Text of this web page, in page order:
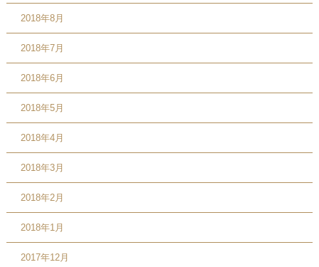
2018年8月
2018年7月
2018年6月
2018年5月
2018年4月
2018年3月
2018年2月
2018年1月
2017年12月